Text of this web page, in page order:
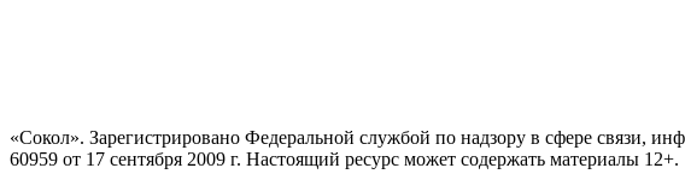
«Сокол». Зарегистрировано Федеральной службой по надзору в сфере
60959 от 17 сентября 2009 г. Настоящий ресурс может содержать материалы 12+.